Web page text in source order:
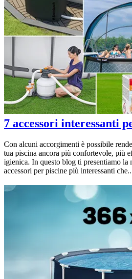
7 accessori interessanti
Con alcuni accorgimenti è possibile
tua piscina ancora più confortevole, più
igienica. In questo blog ti presentiamo la
accessori per piscine più interessanti